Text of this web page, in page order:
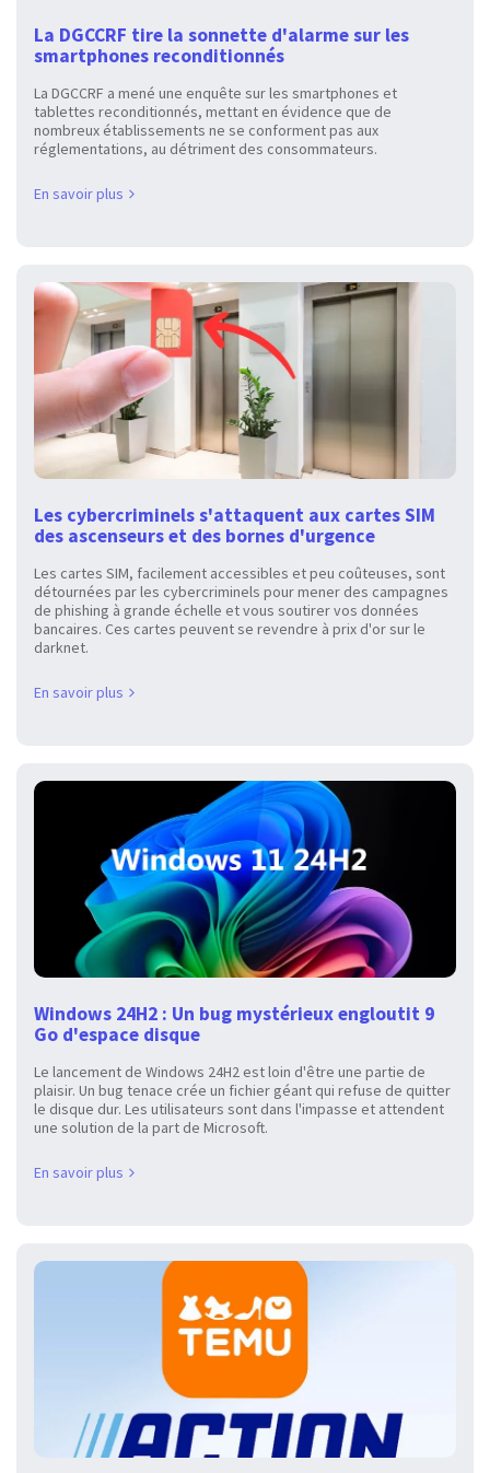
La DGCCRF tire la sonnette d'alarme sur les
smartphones reconditionnés
La DGCCRF a mené une enquête sur les smartphones et
tablettes reconditionnés, mettant en évidence que de
nombreux établissements ne se conforment pas aux
réglementations, au détriment des consommateurs.
En savoir plus
Les cybercriminels s'attaquent aux cartes SIM
des ascenseurs et des bornes d'urgence
Les cartes SIM, facilement accessibles et peu coûteuses, sont
détournées par les cybercriminels pour mener des campagnes
de phishing à grande échelle et vous soutirer vos données
bancaires. Ces cartes peuvent se revendre à prix d'or sur le
darknet.
En savoir plus
Windows 24H2 : Un bug mystérieux engloutit 9
Go d'espace disque
Le lancement de Windows 24H2 est loin d'être une partie de
plaisir. Un bug tenace crée un fichier géant qui refuse de quitter
le disque dur. Les utilisateurs sont dans l'impasse et attendent
une solution de la part de Microsoft.
En savoir plus